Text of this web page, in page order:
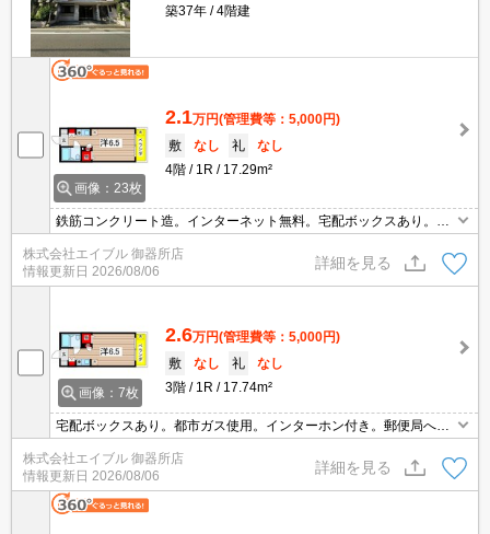
築37年
4階建
画像：23枚
2.1万円(管理費等：5,000円)
敷
なし 礼
なし
4階
1R 17.29m²
鉄筋コンクリート造。インターネット無料。宅配ボックスあり。イ
ンターホン付き。IH調理器付き。ファミリーマートへ390m。スー
パーへ450m。ドラッグストアへ610m。マックスバリュへ710m。
株式会社エイブル 御器所店
情報更新日 2026/08/06
詳細を見る
画像：7枚
2.6万円(管理費等：5,000円)
敷
なし 礼
なし
3階
1R 17.74m²
宅配ボックスあり。都市ガス使用。インターホン付き。郵便局へ12
0m。ファミリーマートへ390m。スーパーへ450m。ドラッグスト
アへ610m。銀行へ680m。スーパーマックスバリューへ710m。
株式会社エイブル 御器所店
情報更新日 2026/08/06
詳細を見る